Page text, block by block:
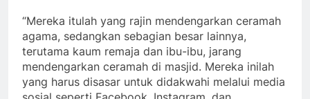
“Mereka itulah yang rajin mendengarkan ceramah
agama, sedangkan sebagian besar lainnya,
terutama kaum remaja dan ibu-ibu, jarang
mendengarkan ceramah di masjid. Mereka inilah
yang harus disasar untuk didakwahi melalui media